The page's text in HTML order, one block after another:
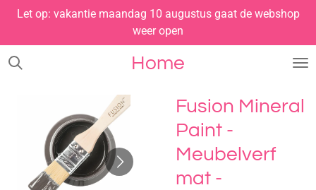
Ga
naar
de
Home
Let op: vakantie maandag 10 augustus gaat de webshop
weer open
Fusion Mineral
Paint -
Meubelverf
mat -